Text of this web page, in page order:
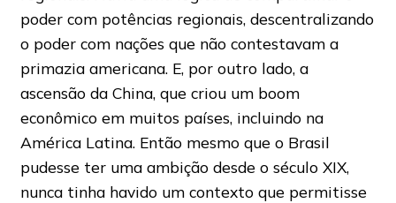
poder com potências regionais, descentralizando
o poder com nações que não contestavam a
primazia americana. E, por outro lado, a
ascensão da China, que criou um boom
econômico em muitos países, incluindo na
América Latina. Então mesmo que o Brasil
pudesse ter uma ambição desde o século XIX,
nunca tinha havido um contexto que permitisse